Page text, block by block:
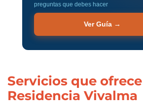
preguntas que debes hacer
Ver Guía →
Servicios que ofrece
Residencia Vivalma